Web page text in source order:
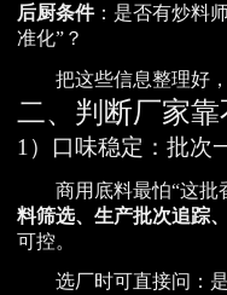
后厨条件：是否有炒料
准化”？
把这些信息整理好
二、判断厂家
1）口味稳定：批次
商用底料最怕“这批
料筛选、生产批次追踪
可控。
选厂时可直接问：